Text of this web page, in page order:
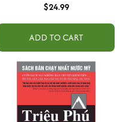
$24.99
ADD TO CART